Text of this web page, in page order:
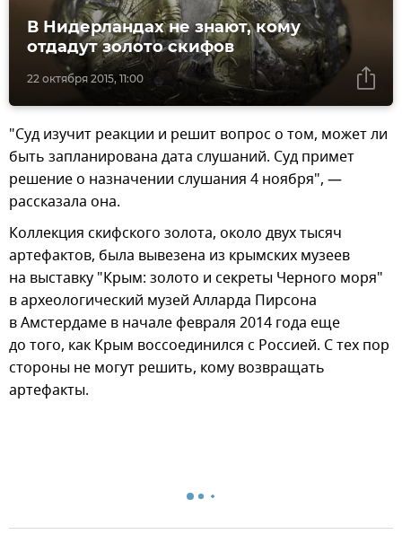
22 октября 2015, 11:00
В Нидерландах не знают, кому
отдадут золото скифов
"Суд изучит реакции и решит вопрос о том, может ли
быть запланирована дата слушаний. Суд примет
решение о назначении слушания 4 ноября", —
рассказала она.
Коллекция скифского золота, около двух тысяч
артефактов, была вывезена из крымских музеев
на выставку "Крым: золото и секреты Черного моря"
в археологический музей Алларда Пирсона
в Амстердаме в начале февраля 2014 года еще
до того, как Крым воссоединился с Россией. С тех пор
стороны не могут решить, кому возвращать
артефакты.